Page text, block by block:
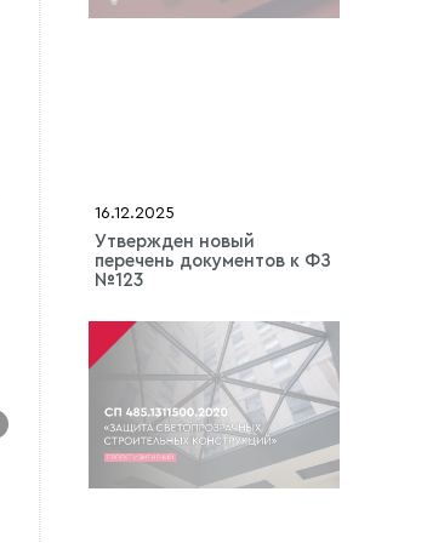
16.12.2025
Утвержден новый
перечень документов к ФЗ
№123